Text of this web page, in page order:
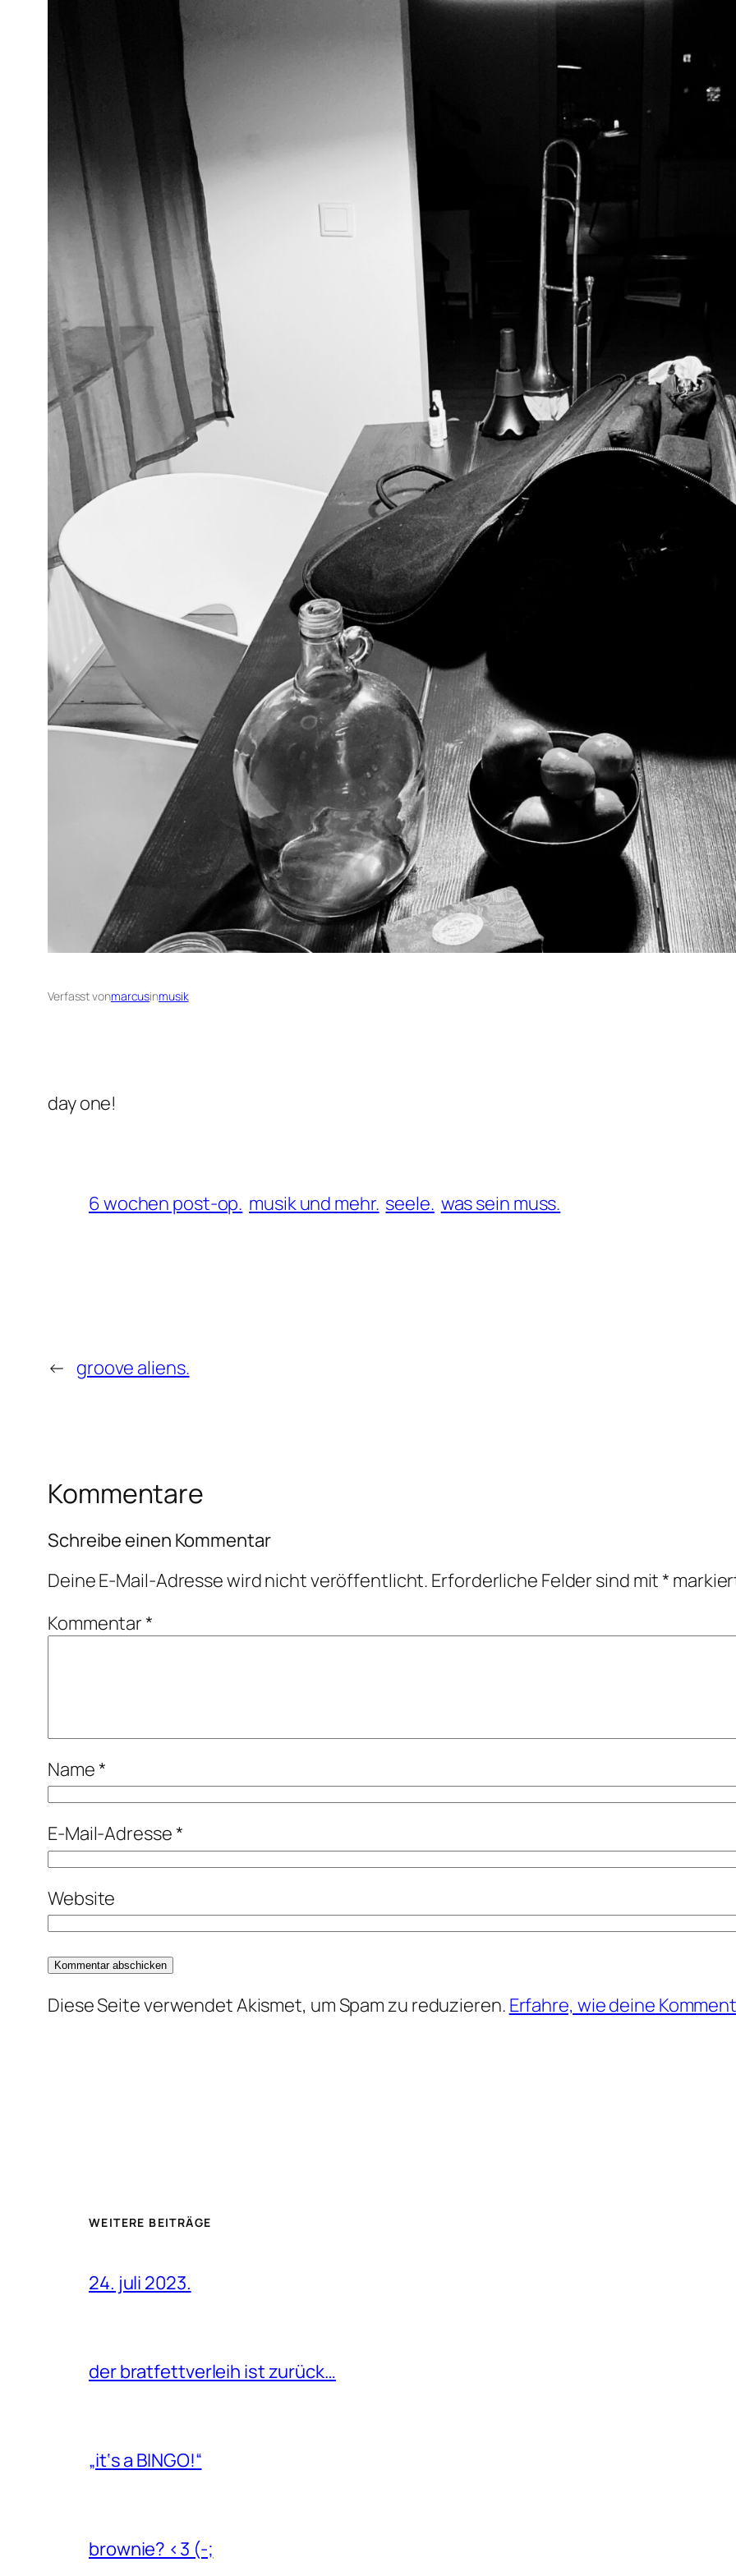
Verfasst vonmarcusinmusik
day one!
6 wochen post-op. musik und mehr. seele. was sein muss.
← groove aliens.
Kommentare
Schreibe einen Kommentar
Deine E-Mail-Adresse wird nicht veröffentlicht. Erforderliche Felder sind mit*
Kommentar*
Name*
E-Mail-Adresse*
Website
Diese Seite verwendet Akismet, um Spam zu reduzieren. Erfahre, wie deine
WEITERE BEITRÄGE
24. juli 2023.
der bratfettverleih ist zurück…
„it‘s a BINGO!“
brownie? <3 (-;